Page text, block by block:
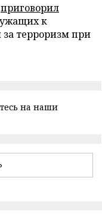
приговорил
к
терроризм при
на наши